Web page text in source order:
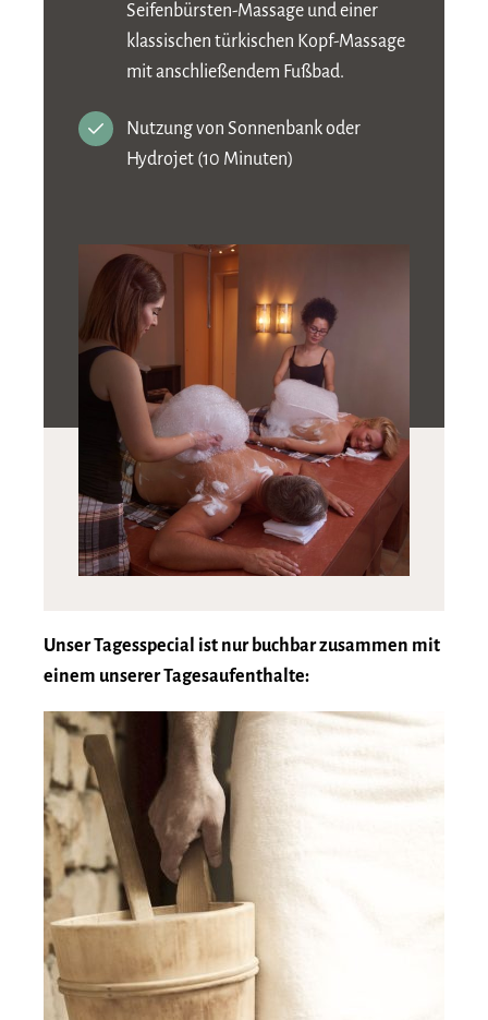
Seifenbürsten-Massage und einer
klassischen türkischen Kopf-Massage
mit anschließendem Fußbad.
Nutzung von Sonnenbank oder
Hydrojet (10 Minuten)
Unser Tagesspecial ist nur buchbar zusammen mit
einem unserer Tagesaufenthalte: